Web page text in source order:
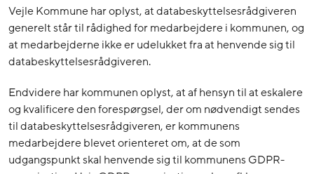
Vejle Kommune har oplyst, at databeskyttelsesrådgiveren
generelt står til rådighed for medarbejdere i kommunen, og
at medarbejderne ikke er udelukket fra at henvende sig til
databeskyttelsesrådgiveren.
Endvidere har kommunen oplyst, at af hensyn til at eskalere
og kvalificere den forespørgsel, der om nødvendigt sendes
til databeskyttelsesrådgiveren, er kommunens
medarbejdere blevet orienteret om, at de som
udgangspunkt skal henvende sig til kommunens GDPR-